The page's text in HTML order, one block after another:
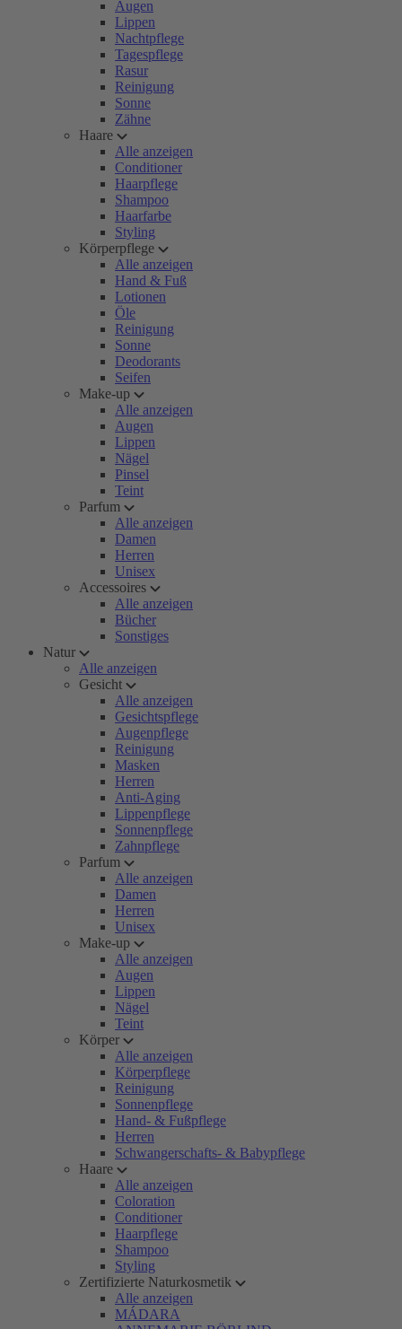
Augen
Lippen
Nachtpflege
Tagespflege
Rasur
Reinigung
Sonne
Zähne
Haare
Alle anzeigen
Conditioner
Haarpflege
Shampoo
Haarfarbe
Styling
Körperpflege
Alle anzeigen
Hand & Fuß
Lotionen
Öle
Reinigung
Sonne
Deodorants
Seifen
Make-up
Alle anzeigen
Augen
Lippen
Nägel
Pinsel
Teint
Parfum
Alle anzeigen
Damen
Herren
Unisex
Accessoires
Alle anzeigen
Bücher
Sonstiges
Natur
Alle anzeigen
Gesicht
Alle anzeigen
Gesichtspflege
Augenpflege
Reinigung
Masken
Herren
Anti-Aging
Lippenpflege
Sonnenpflege
Zahnpflege
Parfum
Alle anzeigen
Damen
Herren
Unisex
Make-up
Alle anzeigen
Augen
Lippen
Nägel
Teint
Körper
Alle anzeigen
Körperpflege
Reinigung
Sonnenpflege
Hand- & Fußpflege
Herren
Schwangerschafts- & Babypflege
Haare
Alle anzeigen
Coloration
Conditioner
Haarpflege
Shampoo
Styling
Zertifizierte Naturkosmetik
Alle anzeigen
MÁDARA